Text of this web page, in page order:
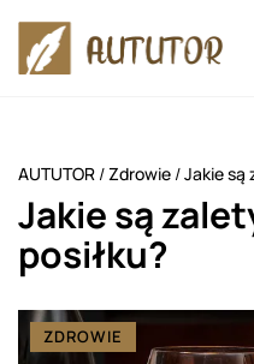
AUTUTOR /Zdrowie /Jakie są
Jakie są
posiłku?
ZDROWIE